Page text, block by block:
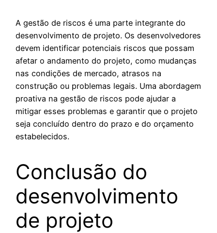
A gestão de riscos é uma parte integrante do
desenvolvimento de projeto. Os desenvolvedores
devem identificar potenciais riscos que possam
afetar o andamento do projeto, como mudanças
nas condições de mercado, atrasos na
construção ou problemas legais. Uma abordagem
proativa na gestão de riscos pode ajudar a
mitigar esses problemas e garantir que o projeto
seja concluído dentro do prazo e do orçamento
estabelecidos.
Conclusão do
desenvolvimento
de projeto